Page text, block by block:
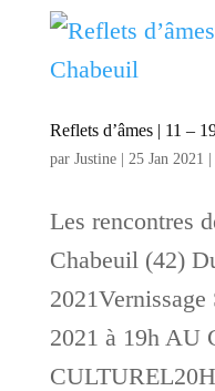
Reflets d’âmes | 11 –
par Justine| 25 Jan 2021
Les rencontres
Chabeuil (42)
2021Vernissage
2021 à 19h AU